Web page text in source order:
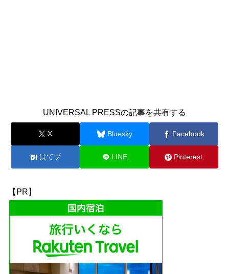
UNIVERSAL PRESSの記事を共有する
X Bluesky Facebook
はてブ LINE Pinterest
【PR】